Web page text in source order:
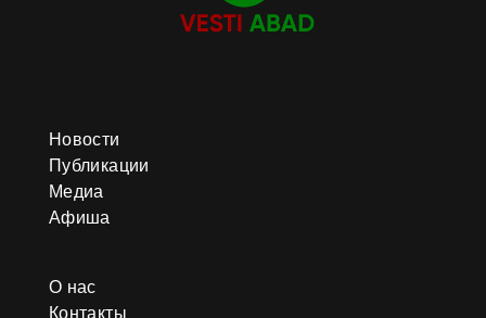
Новости
Публикации
Медиа
Афиша
О нас
Контакты